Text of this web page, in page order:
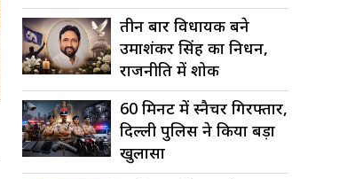
तीन बार विधायक बने
उमाशंकर सिंह का निधन,
राजनीति में शोक
60 मिनट में स्नैचर गिरफ्तार,
दिल्ली पुलिस ने किया बड़ा
खुलासा